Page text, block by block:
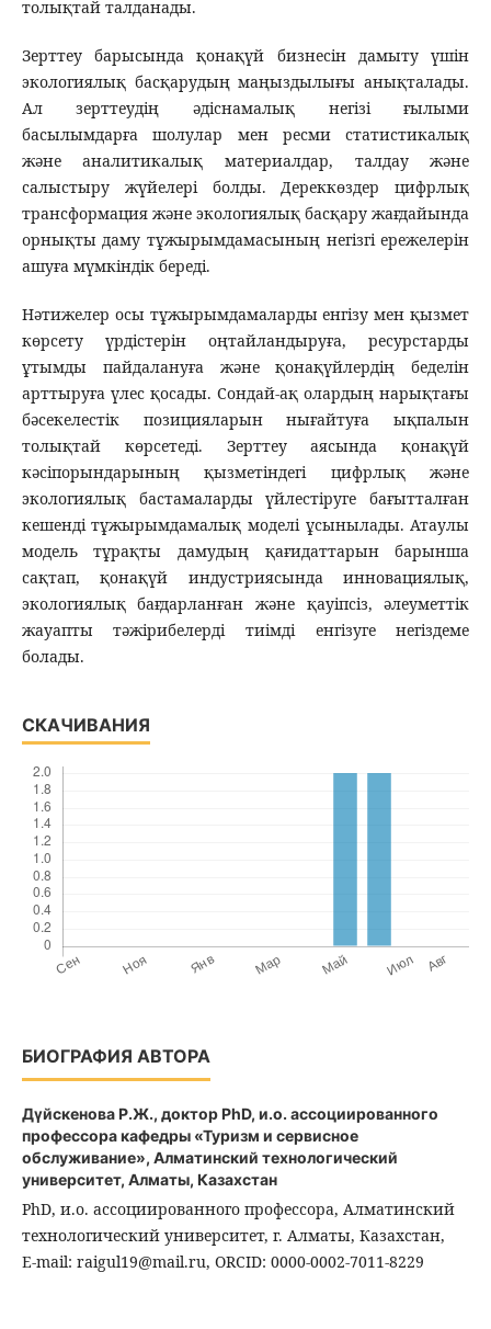
толықтай талданады.
Зерттеу барысында қонақүй бизнесін дамыту үшін
экологиялық басқарудың маңыздылығы анықталады.
Ал зерттеудің әдіснамалық негізі ғылыми
басылымдарға шолулар мен ресми статистикалық
және аналитикалық материалдар, талдау және
салыстыру жүйелері болды. Дереккөздер цифрлық
трансформация және экологиялық басқару жағдайында
орнықты даму тұжырымдамасының негізгі ережелерін
ашуға мүмкіндік береді.
Нәтижелер осы тұжырымдамаларды енгізу мен қызмет
көрсету үрдістерін оңтайландыруға, ресурстарды
ұтымды пайдалануға және қонақүйлердің беделін
арттыруға үлес қосады. Сондай-ақ олардың нарықтағы
бәсекелестік позицияларын нығайтуға ықпалын
толықтай көрсетеді. Зерттеу аясында қонақүй
кәсіпорындарының қызметіндегі цифрлық және
экологиялық бастамаларды үйлестіруге бағытталған
кешенді тұжырымдамалық моделі ұсынылады. Атаулы
модель тұрақты дамудың қағидаттарын барынша
сақтап, қонақүй индустриясында инновациялық,
экологиялық бағдарланған және қауіпсіз, әлеуметтік
жауапты тәжірибелерді тиімді енгізуге негіздеме
болады.
СКАЧИВАНИЯ
БИОГРАФИЯ АВТОРА
Дүйскенова Р.Ж., доктор PhD, и.о. ассоциированного
профессора кафедры «Туризм и сервисное
обслуживание», Алматинский технологический
университет, Алматы, Казахстан
PhD, и.о. ассоциированного профессора, Алматинский
технологический университет, г. Алматы, Казахстан,
E-mail: raigul19@mail.ru, ORCID: 0000-0002-7011-8229